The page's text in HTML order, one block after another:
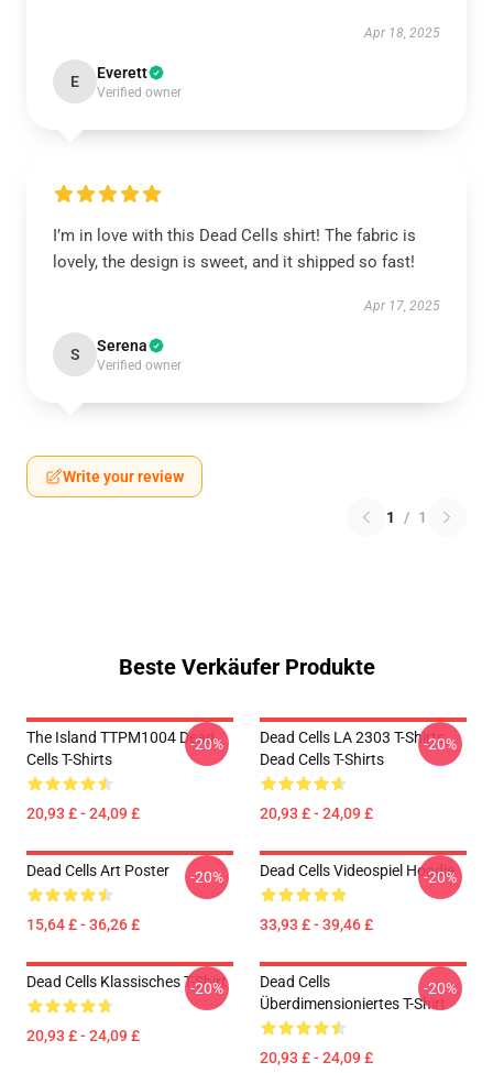
Apr 18, 2025
E Everett
Verified owner
I’m in love with this Dead Cells shirt! The fabric is
lovely, the design is sweet, and it shipped so fast!
Apr 17, 2025
S Serena
Verified owner
Write your review
1 / 1
Beste Verkäufer Produkte
The Island TTPM1004 Dead
Cells T-Shirts
20,93 £ - 24,09 £
-20%
Dead Cells LA 2303 T-Shirts
Dead Cells T-Shirts
20,93 £ - 24,09 £
-20%
Dead Cells Art Poster
15,64 £ - 36,26 £
-20% Dead Cells Videospiel Hoodie
33,93 £ - 39,46 £
-20%
Dead Cells Klassisches T-Shirt
20,93 £ - 24,09 £
-20%
Dead Cells
Überdimensioniertes T-Shirt
20,93 £ - 24,09 £
-20%